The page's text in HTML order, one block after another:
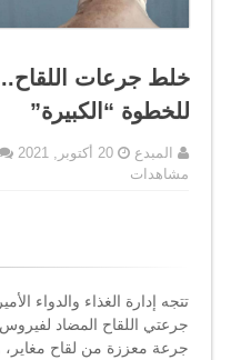
خلط جرعات اللقاح..
للخطوة “الكبيرة”
المبدع 20 أكتوبر, 2021
مشاهدات
تتجه إدارة الغذاء والدواء
جرعتي اللقاح المضاد
جرعة معززة من لقاح مغاير،